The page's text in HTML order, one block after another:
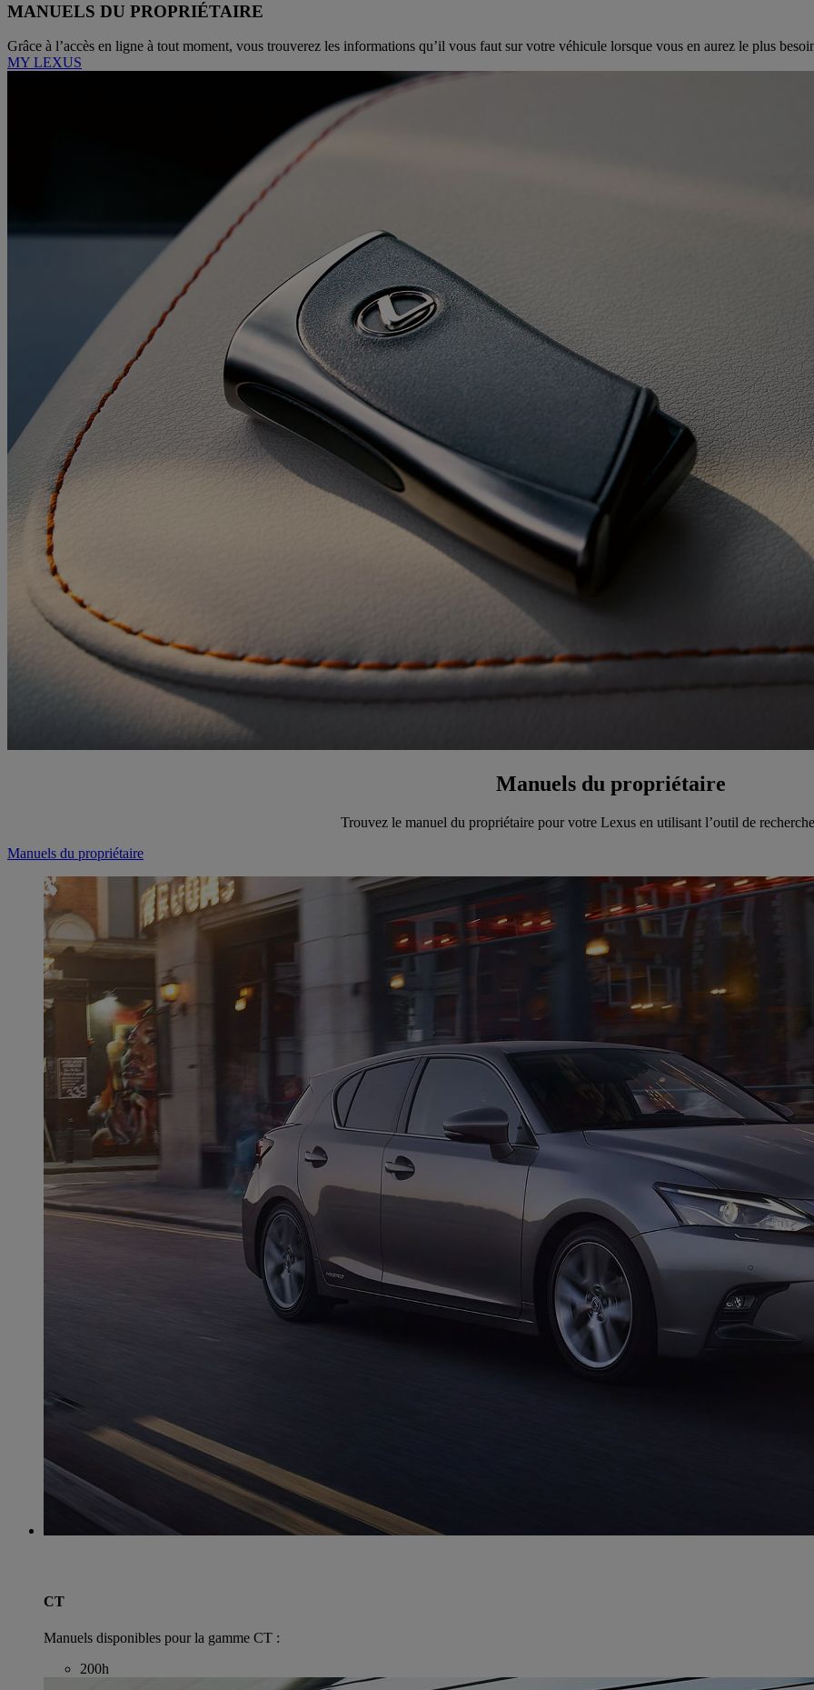
MANUELS DU PROPRIÉTAIRE
Grâce à l’accès en ligne à tout moment, vous trouverez les informations qu’il vous faut sur votre véhicule lorsque vous en aurez le plus
MY LEXUS
Manuels du propriétaire
Trouvez le manuel du propriétaire pour votre Lexus en utilisant l’outil de
Manuels du propriétaire
CT
Manuels disponibles pour la gamme CT :
200h